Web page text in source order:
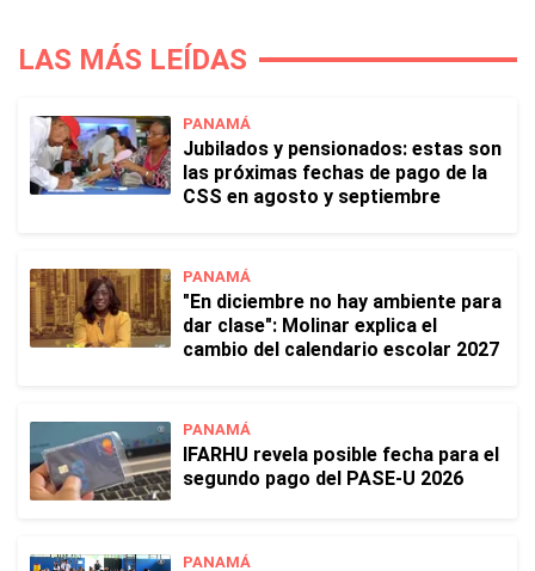
LAS MÁS LEÍDAS
PANAMÁ
Jubilados y pensionados: estas son
las próximas fechas de pago de la
CSS en agosto y septiembre
PANAMÁ
"En diciembre no hay ambiente para
dar clase": Molinar explica el
cambio del calendario escolar 2027
PANAMÁ
IFARHU revela posible fecha para el
segundo pago del PASE-U 2026
PANAMÁ